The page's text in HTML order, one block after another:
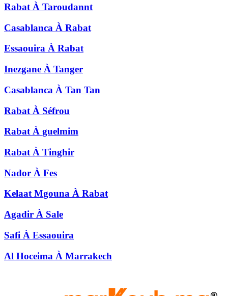
Rabat À Taroudannt
Casablanca À Rabat
Essaouira À Rabat
Inezgane À Tanger
Casablanca À Tan Tan
Rabat À Séfrou
Rabat À guelmim
Rabat À Tinghir
Nador À Fes
Kelaat Mgouna À Rabat
Agadir À Sale
Safi À Essaouira
Al Hoceima À Marrakech